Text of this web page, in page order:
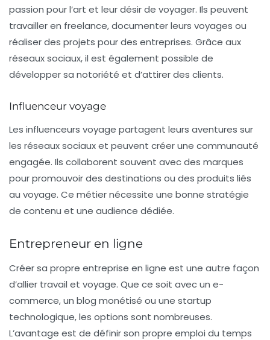
passion pour l’art et leur désir de voyager. Ils peuvent
travailler en freelance, documenter leurs voyages ou
réaliser des projets pour des entreprises. Grâce aux
réseaux sociaux, il est également possible de
développer sa notoriété et d’attirer des clients.
Influenceur voyage
Les influenceurs voyage partagent leurs aventures sur
les réseaux sociaux et peuvent créer une communauté
engagée. Ils collaborent souvent avec des marques
pour promouvoir des destinations ou des produits liés
au voyage. Ce métier nécessite une bonne stratégie
de contenu et une audience dédiée.
Entrepreneur en ligne
Créer sa propre entreprise en ligne est une autre façon
d’allier travail et voyage. Que ce soit avec un e-
commerce, un blog monétisé ou une startup
technologique, les options sont nombreuses.
L’avantage est de définir son propre emploi du temps